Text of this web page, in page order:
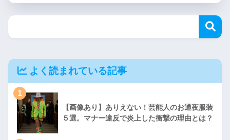
よく読まれている記事
1
【画像あり】ありえない！芸能人のお通夜服装
５選。マナー違反で炎上した衝撃の理由とは？